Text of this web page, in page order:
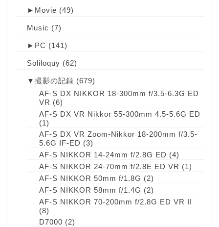
► Movie (49)
Music (7)
► PC (141)
Soliloquy (62)
▼ 撮影の記録 (679)
AF-S DX NIKKOR 18-300mm f/3.5-6.3G ED
VR (6)
AF-S DX VR Nikkor 55-300mm 4.5-5.6G ED
(1)
AF-S DX VR Zoom-Nikkor 18-200mm f/3.5-
5.6G IF-ED (3)
AF-S NIKKOR 14-24mm f/2.8G ED (4)
AF-S NIKKOR 24-70mm f/2.8E ED VR (1)
AF-S NIKKOR 50mm f/1.8G (2)
AF-S NIKKOR 58mm f/1.4G (2)
AF-S NIKKOR 70-200mm f/2.8G ED VR II
(8)
D7000 (2)